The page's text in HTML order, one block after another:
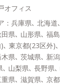
の研鑽を積んで
もさまざまなお
そのお悩みは、
産承継、事業承
かと存じます。
経験を10年以上
ドバイザーが担当
オフィス
：兵庫県､ 北海道
県､ 山形県､ 福
､ 東京都(23区外)
県､ 茨城県､ 新
､ 山梨県､ 長野県
県､ 滋賀県､ 京